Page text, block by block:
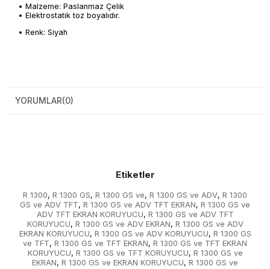
• Malzeme: Paslanmaz Çelik
• Elektrostatik toz boyalıdır.
• Renk: Siyah
YORUMLAR(0)
Etiketler
R 1300, R 1300 GS, R 1300 GS ve, R 1300 GS ve ADV, R 1300
GS ve ADV TFT, R 1300 GS ve ADV TFT EKRAN, R 1300 GS ve
ADV TFT EKRAN KORUYUCU, R 1300 GS ve ADV TFT
KORUYUCU, R 1300 GS ve ADV EKRAN, R 1300 GS ve ADV
EKRAN KORUYUCU, R 1300 GS ve ADV KORUYUCU, R 1300 GS
ve TFT, R 1300 GS ve TFT EKRAN, R 1300 GS ve TFT EKRAN
KORUYUCU, R 1300 GS ve TFT KORUYUCU, R 1300 GS ve
EKRAN, R 1300 GS ve EKRAN KORUYUCU, R 1300 GS ve